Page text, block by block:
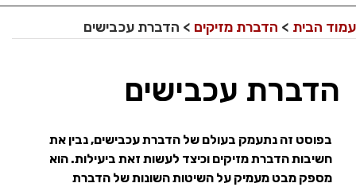
עמוד הבית > הדברת מזיקים > הדברת עכבישים
הדברת עכבישים
בפוסט זה נתעמק בעולם של הדברת עכבישים, נבין את
חשיבות הדברת מזיקים וכיצד לעשות זאת ביעילות. הוא
מספק מבט מעמיק על השיטות השונות של הדברת